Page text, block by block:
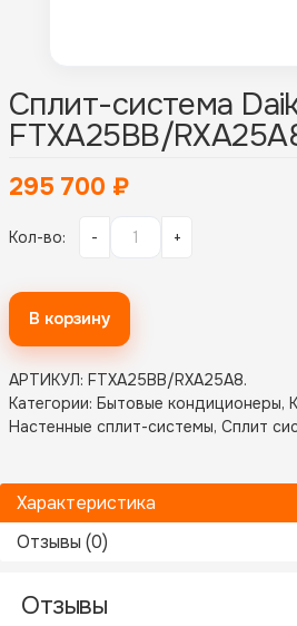
Сплит-система
FTXA25BB/
295 700 ₽
Кол-во: - +
В корзину
АРТИКУЛ: FTXA25BB/RXA25A8.
Категории: Бытовые кондиционеры,
Настенные сплит-системы, Сплит
Характеристика
Отзывы (0)
Бренд Daikin
Отзывы